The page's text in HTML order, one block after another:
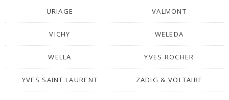
URIAGE VALMONT
VICHY WELEDA
WELLA YVES ROCHER
YVES SAINT LAURENT ZADIG & VOLTAIRE